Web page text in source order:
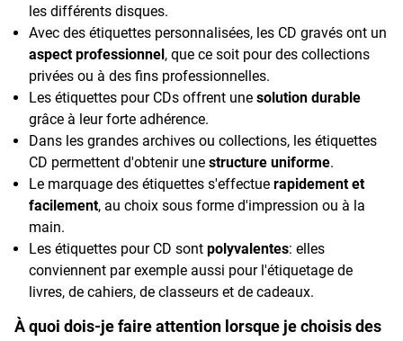
les différents disques.
Avec des étiquettes personnalisées, les CD gravés ont un
aspect professionnel, que ce soit pour des collections
privées ou à des fins professionnelles.
Les étiquettes pour CDs offrent une solution durable
grâce à leur forte adhérence.
Dans les grandes archives ou collections, les étiquettes
CD permettent d'obtenir une structure uniforme.
Le marquage des étiquettes s'effectue rapidement et
facilement, au choix sous forme d'impression ou à la
main.
Les étiquettes pour CD sont polyvalentes: elles
conviennent par exemple aussi pour l'étiquetage de
livres, de cahiers, de classeurs et de cadeaux.
À quoi dois-je faire attention lorsque je choisis des